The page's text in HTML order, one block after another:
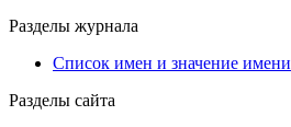
Разделы журнала
Список имен и значение имени
Разделы сайта